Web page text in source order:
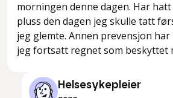
morningen denne dagen. Har
pluss den dagen jeg skulle tatt
jeg glemte. Annen prevensjon
jeg fortsatt regnet som beskyttet
Helsesykepleier